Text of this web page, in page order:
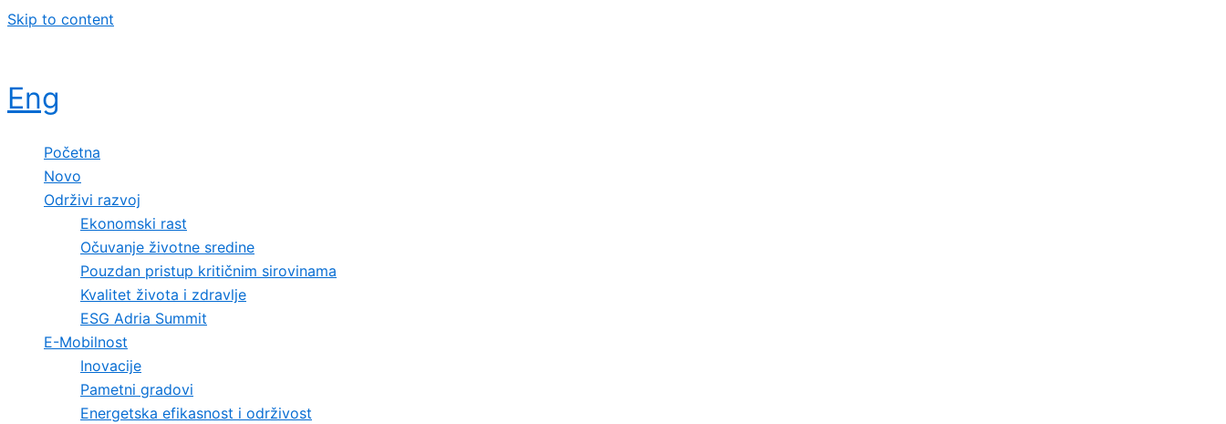
Skip to content
Eng
Početna
Novo
Održivi razvoj
Ekonomski rast
Očuvanje životne sredine
Pouzdan pristup kritičnim sirovinama
Kvalitet života i zdravlje
ESG Adria Summit
E-Mobilnost
Inovacije
Pametni gradovi
Energetska efikasnost i održivost